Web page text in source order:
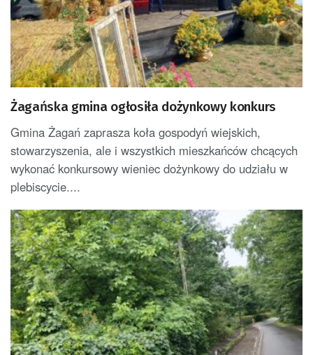
Żagańska gmina ogłosiła dożynkowy konkurs
Gmina Żagań zaprasza koła gospodyń wiejskich,
stowarzyszenia, ale i wszystkich mieszkańców chcących
wykonać konkursowy wieniec dożynkowy do udziału w
plebiscycie....